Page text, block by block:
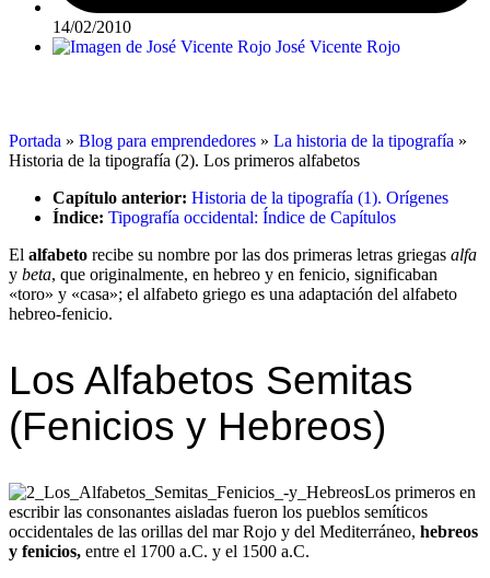
14/02/2010
José Vicente Rojo
Portada » Blog para emprendedores » La historia de la tipografía »
Historia de la tipografía (2). Los primeros alfabetos
Capítulo anterior: Historia de la tipografía (1). Orígenes
Índice: Tipografía occidental: Índice de Capítulos
El alfabeto recibe su nombre por las dos primeras letras griegas alfa
y beta, que originalmente, en hebreo y en fenicio, significaban
«toro» y «casa»; el alfabeto griego es una adaptación del alfabeto
hebreo-fenicio.
Los Alfabetos Semitas
(Fenicios y Hebreos)
Los primeros en
escribir las consonantes aisladas fueron los pueblos semíticos
occidentales de las orillas del mar Rojo y del Mediterráneo, hebreos
y fenicios, entre el 1700 a.C. y el 1500 a.C.